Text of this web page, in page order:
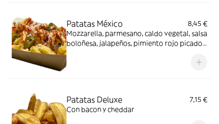
Patatas México
8,45 €
Mozzarella, parmesano, caldo vegetal, salsa
boloñesa, jalapeños, pimiento rojo picado y
Patatas Deluxe
7,15 €
Con bacon y cheddar